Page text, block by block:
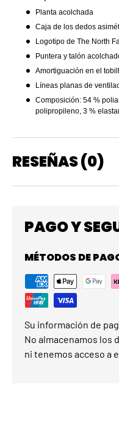
Planta acolchada
Caja de los dedos
Logotipo de The North
Puntera y talón
Amortiguación en el
Líneas planas de
Composición: 54 %
polipropileno, 3 %
RESEÑAS (0)
PAGO Y
MÉTODOS DE
Su información de
No almacenamos los
ni tenemos acceso a